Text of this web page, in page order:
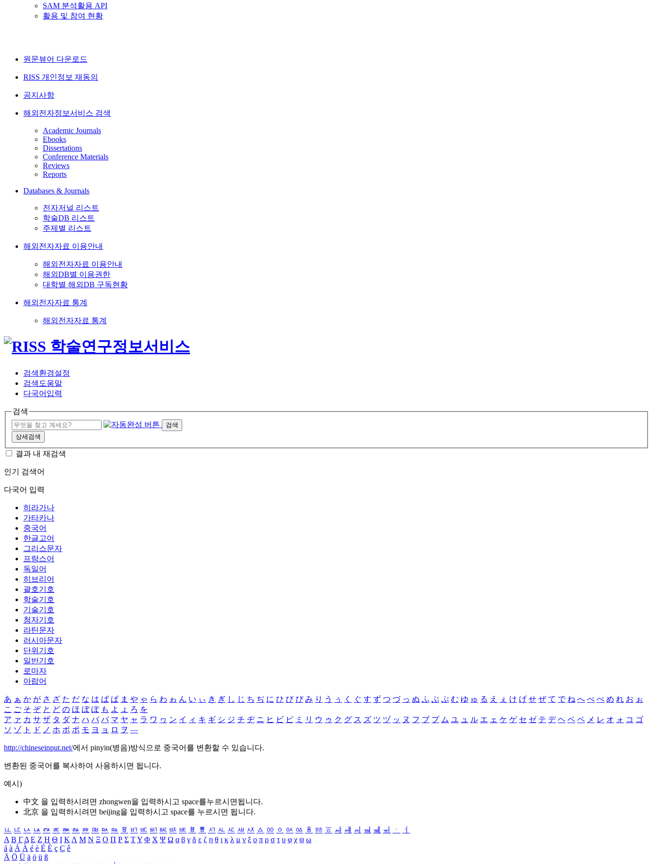
SAM 분석활용 API
활용 및 참여 현황
원문뷰어 다운로드
RISS 개인정보 재동의
공지사항
해외전자정보서비스 검색
Academic Journals
Ebooks
Dissertations
Conference Materials
Reviews
Reports
Databases & Journals
전자저널 리스트
학술DB 리스트
주제별 리스트
해외전자자료 이용안내
해외전자자료 이용안내
해외DB별 이용권한
대학별 해외DB 구독현황
해외전자자료 통계
해외전자자료 통계
검색환경설정
검색도움말
다국어입력
검색
검색
상세검색
결과 내 재검색
인기 검색어
다국어 입력
히라가나
가타카나
중국어
한글고어
그리스문자
프랑스어
독일어
히브리어
괄호기호
학술기호
기술기호
첨자기호
라틴문자
러시아문자
단위기호
일반기호
로마자
아랍어
あ ぁ か が さ ざ た だ な は ば ぱ ま や ゃ ら わ ゎ ん い ぃ き ぎ し じ ち ぢ に ひ び ぴ み り う ぅ く ぐ す ず つ づ っ ぬ ふ ぶ ぷ む ゆ ゅ る え ぇ け げ せ ぜ て で ね へ べ ぺ め れ お ぉ
こ ご そ ぞ と ど の ほ ぼ ぽ も よ ょ ろ を
ア ァ カ サ ザ タ ダ ナ ハ バ パ マ ヤ ャ ラ ワ ヮ ン イ ィ キ ギ シ ジ チ ヂ ニ ヒ ビ ピ ミ リ ウ ゥ ク グ ス ズ ツ ヅ ッ ヌ フ ブ プ ム ユ ュ ル エ ェ ケ ゲ セ ゼ テ デ ヘ ベ ペ メ レ オ ォ コ ゴ
ソ ゾ ト ド ノ ホ ボ ポ モ ヨ ョ ロ ヲ ―
http://chineseinput.net/에서 pinyin(병음)방식으로 중국어를 변환할 수 있습니다.
변환된 중국어를 복사하여 사용하시면 됩니다.
예시)
中文 을 입력하시려면 zhongwen을 입력하시고 space를누르시면됩니다.
北京 을 입력하시려면 beijing을 입력하시고 space를 누르시면 됩니다.
ㅥ ㅦ ㅧ ㅨ ㅩ ㅪ ㅫ ㅬ ㅭ ㅮ ㅯ ㅰ ㅱ ㅲ ㅳ ㅴ ㅵ ㅶ ㅷ ㅸ ㅹ ㅺ ㅻ ㅼ ㅽ ㅾ ㅿ ㆀ ㆁ ㆂ ㆃ ㆄ ㆅ ㆆ ㆇ ㆈ ㆉ ㆊ ㆋ ㆌ ㆍ
ㆎ
Α Β ΓΔ Ε Ζ Η Θ Ι ΚΛ Μ Ν Ξ Ο Π Ρ Σ ΤΥ Φ Χ Ψ Ω α β γ δ ε ζ η θ ι κ λ μ ν ξ ο π ρ σ τ υ φ χ ψ ω
á à Á À é è É È ç Ç ê
Ä Ö Ü ä ö ü ß